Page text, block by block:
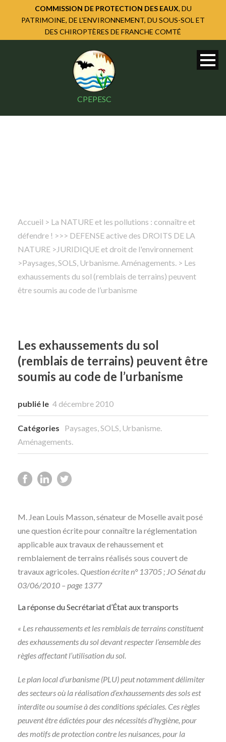
COMMISSION DE PROTECTION DES EAUX, DU
PATRIMOINE, DE L'ENVIRONNEMENT, DU SOUS-SOL ET
DES CHIROPTÈRES DE FRANCHE COMTÉ
CPEPESC
Rechercher
Accueil > La NATURE et les pollutions : connaître et
défendre ! >>> DEFENSE active des DROITS DE LA
NATURE >JURIDIQUE et droit de l'environnement
>Paysages, SOLS, Urbanisme. Aménagements. > Les
exhaussements du sol (remblais de terrains) peuvent
être soumis au code de l’urbanisme
Les exhaussements du sol
(remblais de terrains) peuvent être
soumis au code de l’urbanisme
publié le 4 décembre 2010
Catégories
Paysages, SOLS, Urbanisme.
Aménagements.
M. Jean Louis Masson, sénateur de Moselle avait posé
une question écrite pour connaître la réglementation
applicable aux travaux de rehaussement et
remblaiement de terrains réalisés sous couvert de
travaux agricoles. Question écrite n° 13705 ; JO Sénat du
03/06/2010 – page 1377
La réponse du Secrétariat d’État aux transports
« Les rehaussements et les remblais de terrains constituent
des exhaussements du sol devant respecter l’ensemble des
règles affectant l’utilisation du sol.
Le plan local d’urbanisme (PLU) peut notamment délimiter
des secteurs où la réalisation d’exhaussements des sols est
interdite ou soumise à des conditions spéciales. Ces règles
peuvent être édictées pour des nécessités d’hygiène, pour
des motifs de protection contre les nuisances, pour la